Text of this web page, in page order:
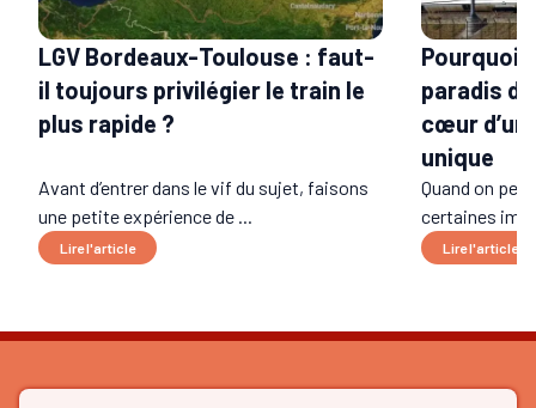
LGV Bordeaux-Toulouse : faut-
il toujours privilégier le train le
plus rapide ?
Avant d’entrer dans le vif du sujet, faisons
une petite expérience de ...
Lire l'article
Pourquoi
paradis
cœur
unique
Quand on
certaines
Lire l'article